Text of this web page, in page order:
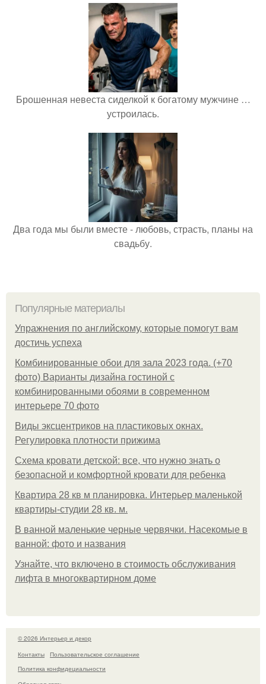
Брошенная невеста сиделкой к богатому мужчине …
устроилась.
Два года мы были вместе - любовь, страсть, планы на
свадьбу.
Популярные материалы
Упражнения по английскому, которые помогут вам
достичь успеха
Комбинированные обои для зала 2023 года. (+70
фото) Варианты дизайна гостиной с
комбинированными обоями в современном
интерьере 70 фото
Виды эксцентриков на пластиковых окнах.
Регулировка плотности прижима
Схема кровати детской: все, что нужно знать о
безопасной и комфортной кровати для ребенка
Квартира 28 кв м планировка. Интерьер маленькой
квартиры-студии 28 кв. м.
В ванной маленькие черные червячки. Насекомые в
ванной: фото и названия
Узнайте, что включено в стоимость обслуживания
лифта в многоквартирном доме
© 2026 Интерьер и декор
Контакты
Пользовательское соглашение
Политика конфидециальности